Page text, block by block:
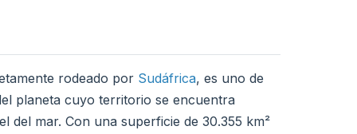
rodeado por Sudáfrica, es uno de
planeta cuyo territorio se encuentra
del mar. Con una superficie de 30.355 km²